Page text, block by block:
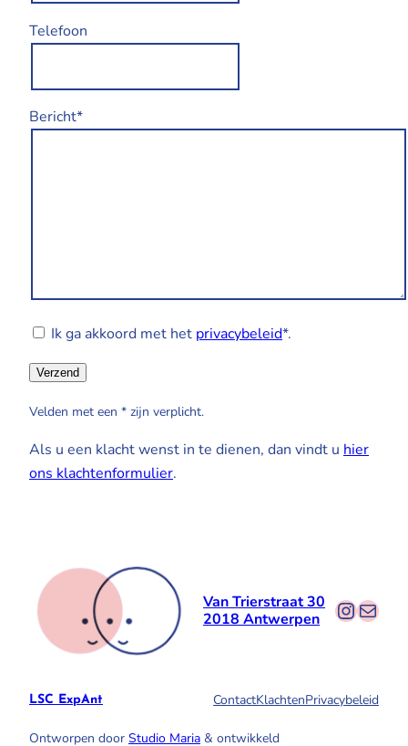
Telefoon
Bericht*
Ik ga akkoord met het privacybeleid*.
Velden met een * zijn verplicht.
Als u een klacht wenst in te dienen, dan vindt u hier
ons klachtenformulier.
Van Trierstraat 30
2018 Antwerpen
E-mail
LSC ExpAnt ContactKlachtenPrivacybeleid
Ontworpen door Studio Maria & ontwikkeld